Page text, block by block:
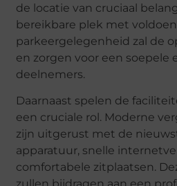
de locatie van cruciaal
bereikbare plek met
parkeergelegenheid zal de
en zorgen voor een soepele
deelnemers.
Daarnaast spelen de
een cruciale rol. Moderne
zijn uitgerust met de
apparatuur, snelle
comfortabele zitplaatsen.